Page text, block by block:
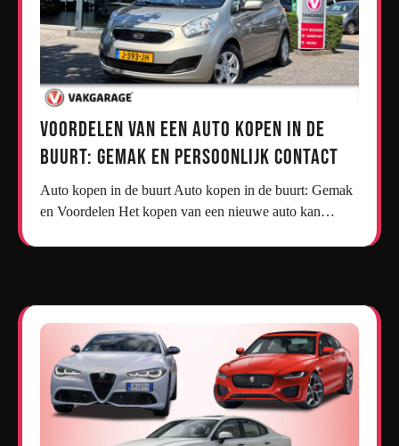
Voordelen van een Auto Kopen in de
Buurt: Gemak en Persoonlijk Contact
Auto kopen in de buurt Auto kopen in de buurt: Gemak
en Voordelen Het kopen van een nieuwe auto kan…